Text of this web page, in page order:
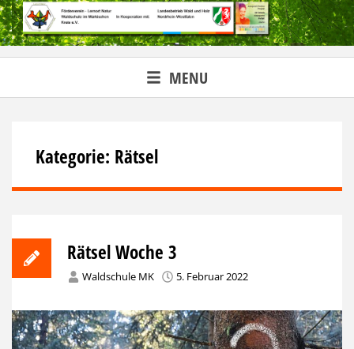
Skip
to
content
MENU
Kategorie: Rätsel
Rätsel Woche 3
Waldschule MK 5. Februar 2022